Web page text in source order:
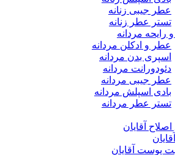
عطر جیبی زنانه
تستر عطر زنانه
رایحه مردانه
عطر و ادکلن مردانه
اسپری بدن مردانه
دئودورانت مردانه
عطر جیبی مردانه
بادی اسپلش مردانه
تستر عطر مردانه
اصلاح آقایان
پوست آقایان